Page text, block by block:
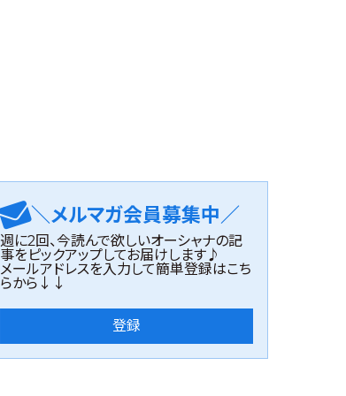
＼メルマガ会員募集中／
週に2回、今読んで欲しいオーシャナの記
事をピックアップしてお届けします♪
メールアドレスを入力して簡単登録はこち
らから↓↓
登録